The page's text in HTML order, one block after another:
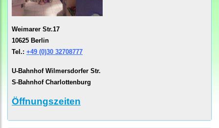
Weimarer Str.17
10625 Berlin
Tel.: +49 (0)30 32708777
U-Bahnhof Wilmersdorfer Str.
S-Bahnhof Charlottenburg
Öffnungszeiten